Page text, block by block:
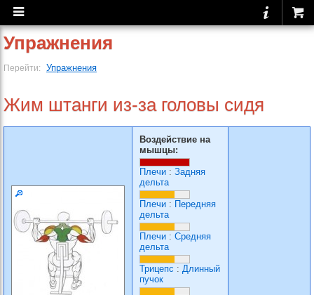
Упражнения
Перейти: Упражнения
Жим штанги из-за головы сидя
Воздействие на
мышцы:
Плечи : Задняя
дельта
Плечи : Передняя
дельта
Плечи : Средняя
дельта
Трицепс : Длинный
пучок